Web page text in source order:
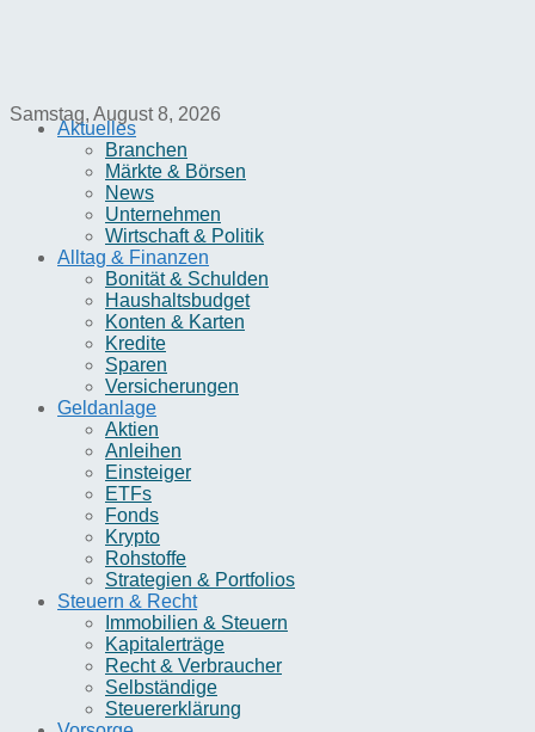
Samstag, August 8, 2026
Aktuelles
Branchen
Märkte & Börsen
News
Unternehmen
Wirtschaft & Politik
Alltag & Finanzen
Bonität & Schulden
Haushaltsbudget
Konten & Karten
Kredite
Sparen
Versicherungen
Geldanlage
Aktien
Anleihen
Einsteiger
ETFs
Fonds
Krypto
Rohstoffe
Strategien & Portfolios
Steuern & Recht
Immobilien & Steuern
Kapitalerträge
Recht & Verbraucher
Selbständige
Steuererklärung